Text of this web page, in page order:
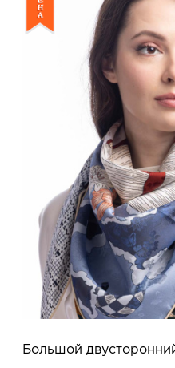
Большой